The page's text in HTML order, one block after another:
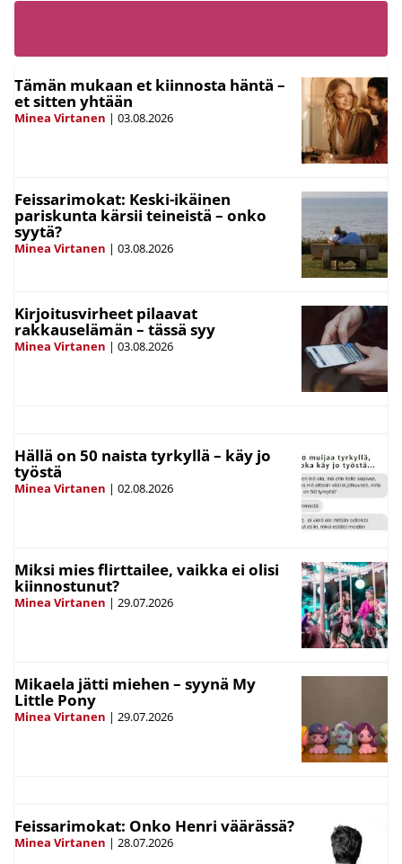
Tämän mukaan et kiinnosta häntä –
et sitten yhtään
Minea Virtanen | 03.08.2026
Feissarimokat: Keski-ikäinen
pariskunta kärsii teineistä – onko
syytä?
Minea Virtanen | 03.08.2026
Kirjoitusvirheet pilaavat
rakkauselämän – tässä syy
Minea Virtanen | 03.08.2026
Hällä on 50 naista tyrkyllä – käy jo
työstä
Minea Virtanen | 02.08.2026
Miksi mies flirttailee, vaikka ei olisi
kiinnostunut?
Minea Virtanen | 29.07.2026
Mikaela jätti miehen – syynä My
Little Pony
Minea Virtanen | 29.07.2026
Feissarimokat: Onko Henri väärässä?
Minea Virtanen | 28.07.2026